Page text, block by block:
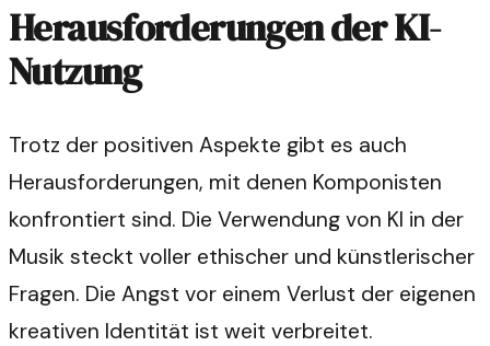
Herausforderungen der KI-
Nutzung
Trotz der positiven Aspekte gibt es auch
Herausforderungen, mit denen Komponisten
konfrontiert sind. Die Verwendung von KI in der
Musik steckt voller ethischer und künstlerischer
Fragen. Die Angst vor einem Verlust der eigenen
kreativen Identität ist weit verbreitet.